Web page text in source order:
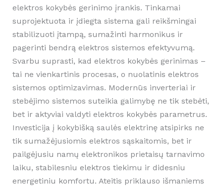
elektros kokybės gerinimo įrankis. Tinkamai
suprojektuota ir įdiegta sistema gali reikšmingai
stabilizuoti įtampą, sumažinti harmonikus ir
pagerinti bendrą elektros sistemos efektyvumą.
Svarbu suprasti, kad elektros kokybės gerinimas –
tai ne vienkartinis procesas, o nuolatinis elektros
sistemos optimizavimas. Modernūs inverteriai ir
stebėjimo sistemos suteikia galimybę ne tik stebėti,
bet ir aktyviai valdyti elektros kokybės parametrus.
Investicija į kokybišką saulės elektrinę atsipirks ne
tik sumažėjusiomis elektros sąskaitomis, bet ir
pailgėjusiu namų elektronikos prietaisų tarnavimo
laiku, stabilesniu elektros tiekimu ir didesniu
energetiniu komfortu. Ateitis priklauso išmaniems